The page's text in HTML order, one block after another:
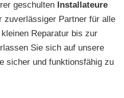
geschulten Installateure
zuverlässiger Partner für alle
Reparatur bis zur
Sie sich auf unsere
sicher und funktionsfähig zu